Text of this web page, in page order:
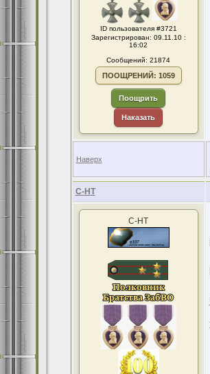
ID пользователя #3721
Зарегистрирован: 09.11.10 :
16:02
Сообщений: 21874
ПООЩРЕНИЙ: 1059
Поощрить
Наказать
Наверх
С-НТ
С-НТ